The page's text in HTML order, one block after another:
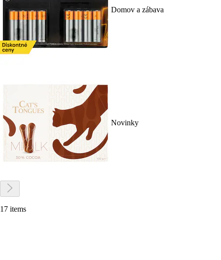
Domov a zábava
Novinky
17 items